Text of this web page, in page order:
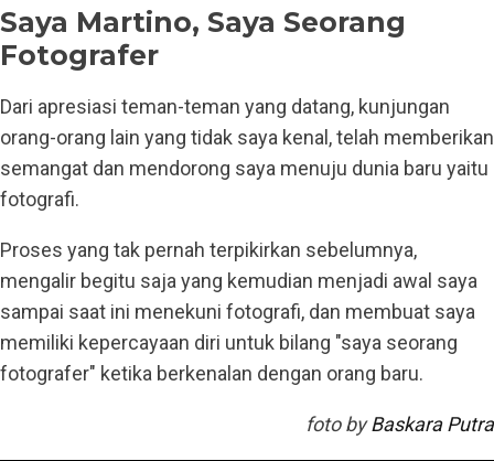
Saya Martino, Saya Seorang
Fotografer
Dari apresiasi teman-teman yang datang, kunjungan
orang-orang lain yang tidak saya kenal, telah memberikan
semangat dan mendorong saya menuju dunia baru yaitu
fotografi.
Proses yang tak pernah terpikirkan sebelumnya,
mengalir begitu saja yang kemudian menjadi awal saya
sampai saat ini menekuni fotografi, dan membuat saya
memiliki kepercayaan diri untuk bilang "saya seorang
fotografer" ketika berkenalan dengan orang baru.
foto byBaskara Putra